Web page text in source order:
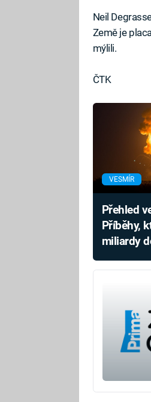
Neil
Země je
mýlili.
ČTK
VESMÍR
Přehled
Příběhy,
miliardy